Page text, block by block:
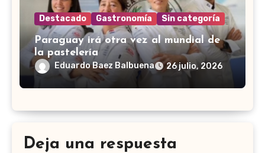
Destacado Gastronomía Sin categoría
Paraguay irá otra vez al mundial de
la pastelería
Eduardo Baez Balbuena 26 julio, 2026
Deja una respuesta